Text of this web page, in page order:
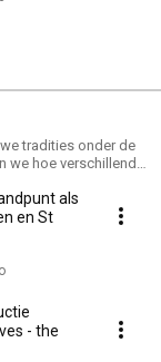
tradities onder de
we hoe verschillende
als
en St
- the